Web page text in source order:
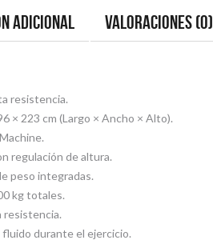
adicional Valoraciones (0)
resistencia.
× 223 cm (Largo × Ancho × Alto).
regulación de altura.
peso integradas.
kg totales.
resistencia.
durante el ejercicio.